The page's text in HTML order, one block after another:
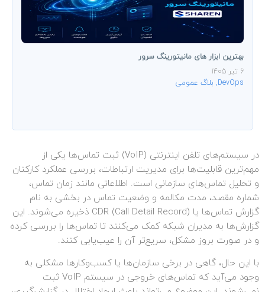
بهترین ابزار های مانیتورینگ سرور
6 تیر 1405
DevOps
, بلاگ عمومی
در سیستم‌های تلفن اینترنتی (VoIP) ثبت تماس‌ها یکی از
مهم‌ترین قابلیت‌ها برای مدیریت ارتباطات، بررسی عملکرد کارکنان
و تحلیل تماس‌های سازمانی است. اطلاعاتی مانند زمان تماس،
شماره مقصد، مدت مکالمه و وضعیت تماس در بخشی به نام
گزارش تماس‌ها یا CDR (Call Detail Record) ذخیره می‌شوند. این
گزارش‌ها به مدیران شبکه کمک می‌کنند تا تماس‌ها را بررسی کرده
و در صورت بروز مشکل، سریع‌تر آن را عیب‌یابی کنند.
با این حال، گاهی در برخی سازمان‌ها یا کسب‌وکارها مشکلی به
وجود می‌آید که تماس‌های خروجی در سیستم VoIP ثبت